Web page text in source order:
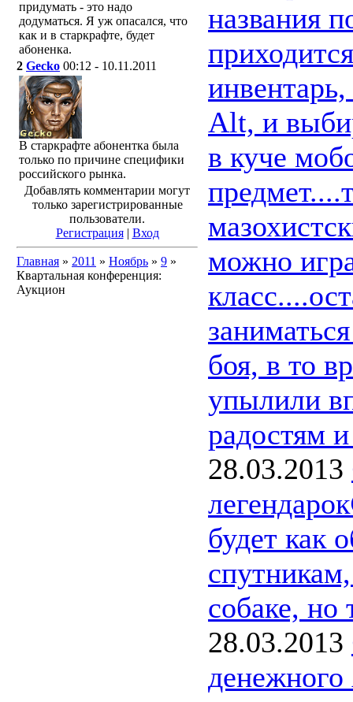
придумать - это надо
додуматься. Я уж опасался, что
как и в старкрафте, будет
абоненка.
2 Gecko 00:12 - 10.11.2011
В старкрафте абонентка была
только по причине специфики
российского рынка.
Добавлять комментарии могут
только зарегистрированные
пользователи.
Регистрация| Вход
Главная » 2011 » Ноябрь » 9 »
Квартальная конференция:
Аукцион
названия
Alt, и
в куче
можно
боя, в то
упылили
радостям
28.03.2013
легендарок
будет как
собаке, но
28.03.2013